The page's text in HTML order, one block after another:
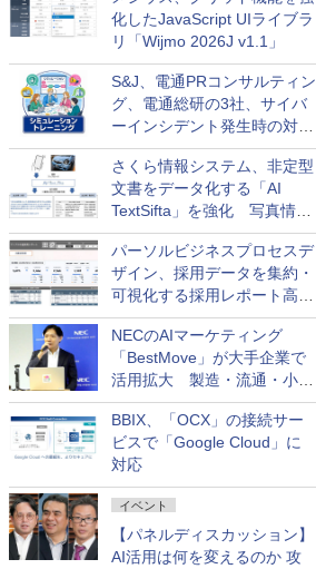
化したJavaScript UIライブラ
リ「Wijmo 2026J v1.1」
S&J、電通PRコンサルティン
グ、電通総研の3社、サイバ
ーインシデント発生時の対応
と危機管理広報を一体的に訓
練するプログラムを提供
さくら情報システム、非定型
文書をデータ化する「AI
TextSifta」を強化 写真情報
のデータ化などに対応
パーソルビジネスプロセスデ
ザイン、採用データを集約・
可視化する採用レポート高速
化サービスを提供
NECのAIマーケティング
「BestMove」が大手企業で
活用拡大 製造・流通・小売
企業・広告代理店などが実装
フェーズへ
BBIX、「OCX」の接続サー
ビスで「Google Cloud」に
対応
イベント
【パネルディスカッション】
AI活用は何を変えるのか 攻